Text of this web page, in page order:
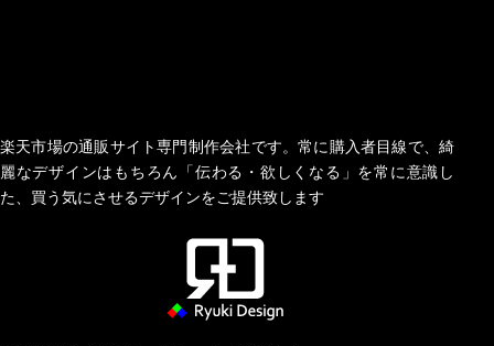
楽天市場の通販サイト専門制作会社です。常に購入者目線で、綺
麗なデザインはもちろん「伝わる・欲しくなる」を常に意識し
た、買う気にさせるデザインをご提供致します